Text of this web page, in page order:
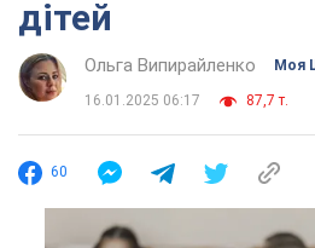
дітей
Ольга Випирайленко Моя
16.01.2025 06:17 87,7 т.
60